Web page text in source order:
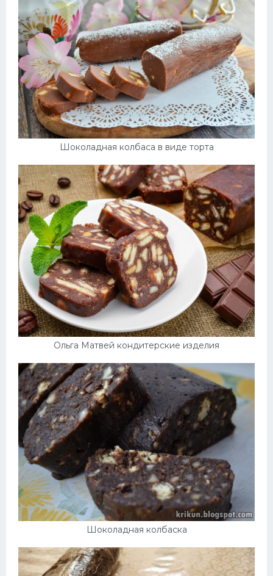
Шоколадная колбаса в виде торта
Ольга Матвей кондитерские изделия
Шоколадная колбаска
Десерт
Напитки
Дизайн комнаты